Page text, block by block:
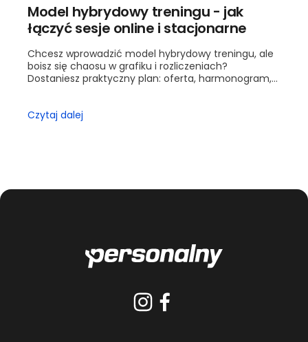
Model hybrydowy treningu - jak
łączyć sesje online i stacjonarne
Chcesz wprowadzić model hybrydowy treningu, ale
boisz się chaosu w grafiku i rozliczeniach?
Dostaniesz praktyczny plan: oferta, harmonogram,
Czytaj dalej